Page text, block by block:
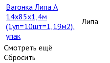
Вагонка Липа А
14х85х1,4м
(1уп=10шт=1,19м2),
упак
Липа
Смотреть ещё
Сбросить